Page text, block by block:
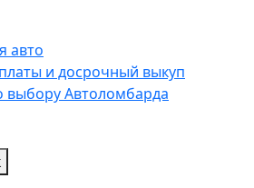
авто
и досрочный выкуп
выбору Автоломбарда